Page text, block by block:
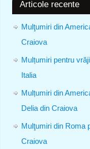
Articole recente
Mulţumiri din
Craiova
Mulțumiri pentru
Italia
Mulțumiri din
Delia din Craiova
Mulţumiri din Roma
Craiova